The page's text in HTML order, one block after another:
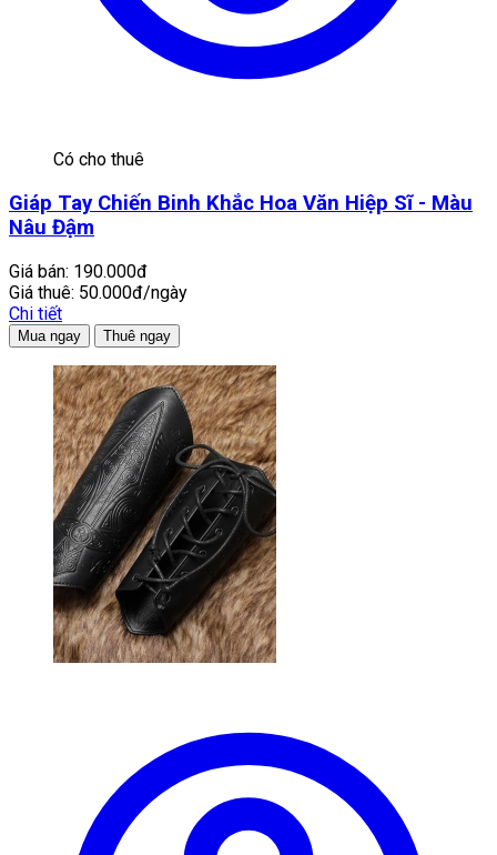
Có cho thuê
Giáp Tay Chiến Binh Khắc Hoa Văn Hiệp Sĩ - Màu
Nâu Đậm
Giá bán: 190.000đ
Giá thuê: 50.000đ/ngày
Chi tiết
Mua ngay Thuê ngay